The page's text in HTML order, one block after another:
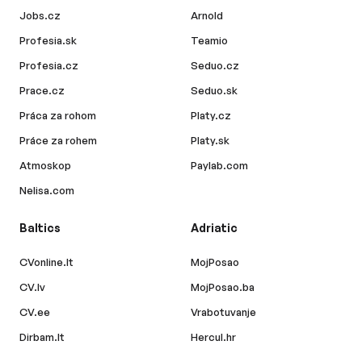
Jobs.cz
Profesia.sk
Profesia.cz
Prace.cz
Práca za rohom
Práce za rohem
Atmoskop
Nelisa.com
Arnold
Teamio
Seduo.cz
Seduo.sk
Platy.cz
Platy.sk
Paylab.com
Baltics
CVonline.lt
CV.lv
CV.ee
Dirbam.lt
Adriatic
MojPosao
MojPosao.ba
Vrabotuvanje
Hercul.hr